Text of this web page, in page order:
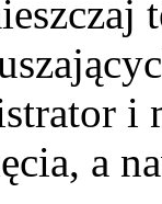
i
a